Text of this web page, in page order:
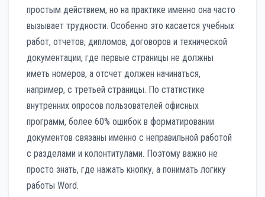
простым действием, но на практике именно она часто
вызывает трудности. Особенно это касается учебных
работ, отчетов, дипломов, договоров и технической
документации, где первые страницы не должны
иметь номеров, а отсчет должен начинаться,
например, с третьей страницы. По статистике
внутренних опросов пользователей офисных
программ, более 60% ошибок в форматировании
документов связаны именно с неправильной работой
с разделами и колонтитулами. Поэтому важно не
просто знать, где нажать кнопку, а понимать логику
работы Word.